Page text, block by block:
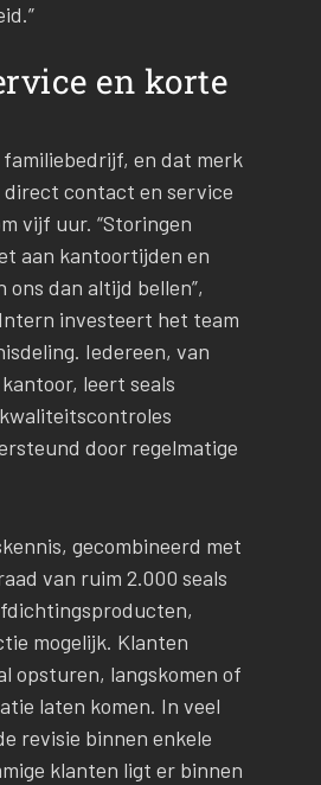
en korte
familiebedrijf, en dat merk
contact en service
vijf uur. “Storingen
aan kantoortijden en
ons dan altijd bellen”,
investeert het team
Iedereen, van
leert seals
door regelmatige
gecombineerd met
van ruim 2.000 seals
mogelijk. Klanten
opsturen, langskomen of
laten komen. In veel
revisie binnen enkele
klanten ligt er binnen